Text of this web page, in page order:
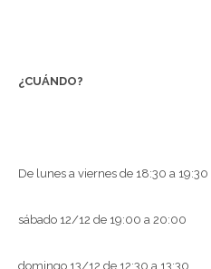
¿CUÁNDO?
De lunes a viernes de 18:30 a 19:30
sábado 12/12 de 19:00 a 20:00
domingo 13/12 de 12:30 a 13:30